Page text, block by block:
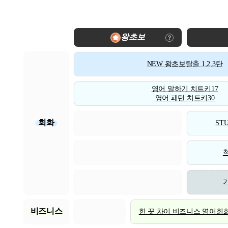
왕초보
회화
NEW 왕초보탈출 1,2,3탄
영어 말하기 치트키17
영어 패턴 치트키30
비즈니스 한 끗 차이 비즈니스 영어회